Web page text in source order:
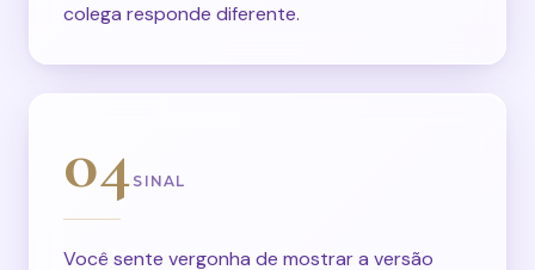
colega responde diferente.
04 SINAL
Você sente vergonha de mostrar a versão